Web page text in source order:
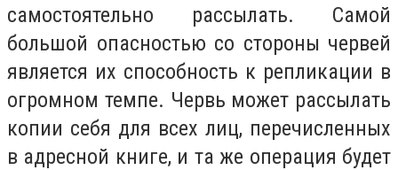
самостоятельно рассылать. Самой
большой опасностью со стороны червей
является их способность к репликации в
огромном темпе. Червь может рассылать
копии себя для всех лиц, перечисленных
в адресной книге, и та же операция будет